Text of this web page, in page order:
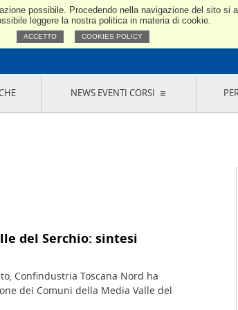
possibile. Procedendo nella navigazione del sito si
leggere la nostra politica in materia di cookie.
ACCETTO COOKIES POLICY
Toscana Nord
NEWS EVENTI CORSI
del Serchio: sintesi
Confindustria Toscana Nord ha
dei Comuni della Media Valle del